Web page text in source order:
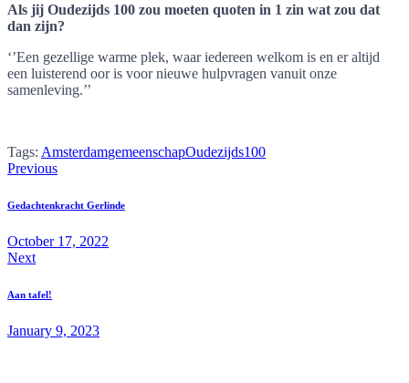
Als jij Oudezijds 100 zou moeten quoten in 1 zin wat zou dat
dan zijn?
‘’Een gezellige warme plek, waar iedereen welkom is en er altijd
een luisterend oor is voor nieuwe hulpvragen vanuit onze
samenleving.’’
Tags: AmsterdamgemeenschapOudezijds100
Previous
Gedachtenkracht Gerlinde
October 17, 2022
Next
Aan tafel!
January 9, 2023